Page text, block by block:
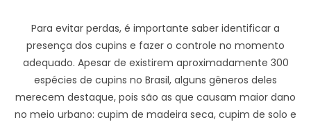
Para evitar perdas, é importante saber identificar a
presença dos cupins e fazer o controle no momento
adequado. Apesar de existirem aproximadamente 300
espécies de cupins no Brasil, alguns gêneros deles
merecem destaque, pois são as que causam maior dano
no meio urbano: cupim de madeira seca, cupim de solo e